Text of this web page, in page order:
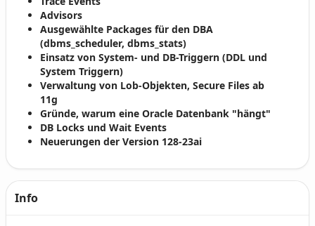
Advisors
Ausgewählte Packages für den DBA
(dbms_scheduler, dbms_stats)
Einsatz von System- und DB-Triggern (DDL und
System Triggern)
Verwaltung von Lob-Objekten, Secure Files ab
11g
Gründe, warum eine Oracle Datenbank "hängt"
DB Locks und Wait Events
Neuerungen der Version 128-23ai
Info